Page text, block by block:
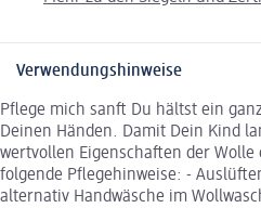
Verwendungshinweise
Pflege mich sanft Du hältst ein
Deinen Händen. Damit Dein Kind
wertvollen Eigenschaften der
folgende Pflegehinweise: -
alternativ Handwäsche im